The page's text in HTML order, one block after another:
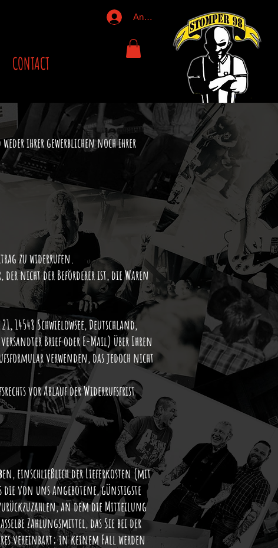
CONTACT
Anmelden
weder ihrer gewerblichen noch ihrer
zu widerrufen.
nicht der Beförderer ist, die Waren
14548 Schwielowsee, Deutschland,
Brief oder E-Mail) über Ihren
verwenden, das jedoch nicht
vor Ablauf der Widerrufsfrist
einschließlich der Lieferkosten (mit
die von uns angebotene, günstigste
an dem die Mitteilung
Zahlungsmittel, das Sie bei der
vereinbart; in keinem Fall werden